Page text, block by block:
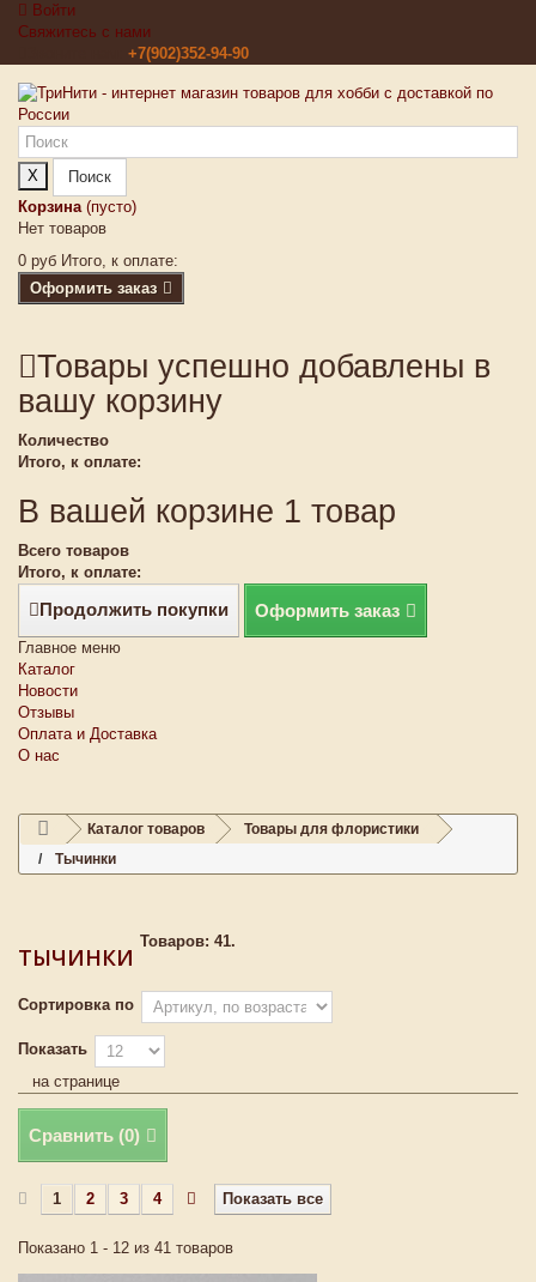
Войти
Свяжитесь с нами
+7(902)352-94-90
X
Поиск
Корзина (пусто)
Нет товаров
0 руб Итого, к оплате:
Оформить заказ
Товары успешно добавлены в
вашу корзину
Количество
Итого, к оплате:
В вашей корзине 1 товар
Всего товаров
Итого, к оплате:
Продолжить покупки Оформить заказ
Главное меню
Каталог
Новости
Отзывы
Оплата и Доставка
О нас
Каталог товаров
Товары для флористики
Тычинки
ТЫЧИНКИ
Товаров: 41.
Сортировка по
Показать
на странице
Сравнить (0)
Показать все
1 2 3 4
Показано 1 - 12 из 41 товаров